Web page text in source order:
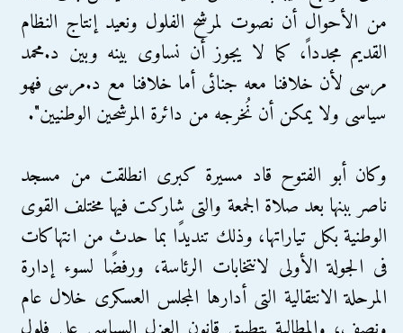
من الأحوال أن نصوت لمرشح الفلول ونعيد إنتاج النظام
القديم مجدداً، كما لا يجوز أن نساوى بينه وبين د.محمد
مرسى لأن خلافنا معه جنائى أما خلافنا مع د.مرسى فهو
سياسى ولا يمكن أن نُخرجه من دائرة المرشحين الوطنيين".
وكان أبو الفتوح قاد مسيرة كبرى انطلقت من مسجد
ناصر ببنها بعد صلاة الجمعة والتى شاركت فيها مختلف القوى
الوطنية بكل تياراتها، وذلك تنديدًا بما حدث من انتهاكات
فى الجولة الأولى لانتخابات الرئاسة، ورفضًا لسوء إدارة
المرحلة الانتقالية التى أدارها المجلس العسكرى خلال عام